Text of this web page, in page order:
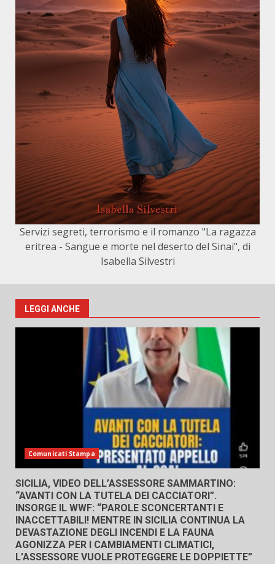
Servizi segreti, terrorismo e il romanzo "La ragazza
eritrea - Sangue e morte nel deserto del Sinai", di
Isabella Silvestri
LEGGI ANCHE
Comunicati Stampa
SICILIA, VIDEO DELL’ASSESSORE SAMMARTINO:
“AVANTI CON LA TUTELA DEI CACCIATORI”.
INSORGE IL WWF: “PAROLE SCONCERTANTI E
INACCETTABILI! MENTRE IN SICILIA CONTINUA LA
DEVASTAZIONE DEGLI INCENDI E LA FAUNA
AGONIZZA PER I CAMBIAMENTI CLIMATICI,
L’ASSESSORE VUOLE PROTEGGERE LE DOPPIETTE”